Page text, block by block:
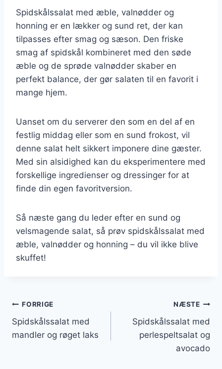
Spidskålssalat med æble, valnødder og
honning er en lækker og sund ret, der kan
tilpasses efter smag og sæson. Den friske
smag af spidskål kombineret med den søde
æble og de sprøde valnødder skaber en
perfekt balance, der gør salaten til en favorit i
mange hjem.
Uanset om du serverer den som en del af en
festlig middag eller som en sund frokost, vil
denne salat helt sikkert imponere dine gæster.
Med sin alsidighed kan du eksperimentere med
forskellige ingredienser og dressinger for at
finde din egen favoritversion.
Så næste gang du leder efter en sund og
velsmagende salat, så prøv spidskålssalat med
æble, valnødder og honning – du vil ikke blive
skuffet!
Indlægsnavigation
FORRIGE
Spidskålssalat med
mandler og røget laks
NÆSTE
Spidskålssalat med
perlespeltsalat og
avocado